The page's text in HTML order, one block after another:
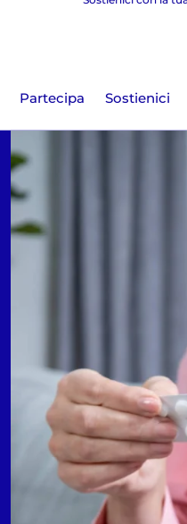
Partecipa Sostienici